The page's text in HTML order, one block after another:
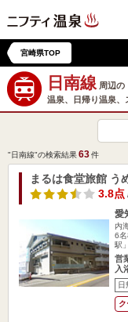
宮崎県TOP
日南線 周辺の
温泉、日帰り温泉、
"日南線"の検索結果63件
まるは食堂旅館 う
3.8点
愛
内
6
駅
営
入
日
ク